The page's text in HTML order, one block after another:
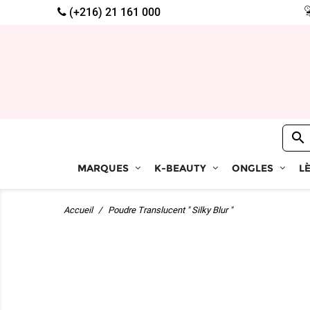
(+216) 21 161 000
MARQUES K-BEAUTY ONGLES

Accueil Poudre Translucent " Silky Blur "